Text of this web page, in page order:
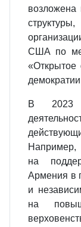
возложена
США по
В 2023
Например,
на
Армения в
и
на